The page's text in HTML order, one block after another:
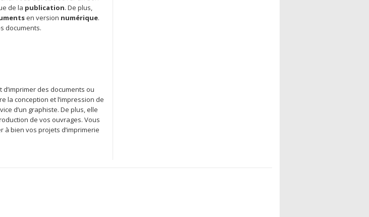
de la publication. De plus,
en version numérique.
documents.
des documents ou
la conception et l’impression de
d’un graphiste. De plus, elle
de vos ouvrages. Vous
bien vos projets d’imprimerie